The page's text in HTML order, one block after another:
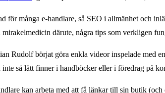
för många e-handlare, så SEO i allmänhet och
därute, några tips som verkligen
Rudolf börjat göra enkla videor inspelade med
så lätt finner i handböcker eller i föredrag på
kan arbeta med att få länkar till sin butik